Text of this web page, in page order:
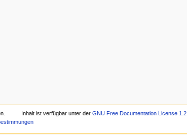
Inhalt ist verfügbar unter derGNU Free Documentation License 1.2